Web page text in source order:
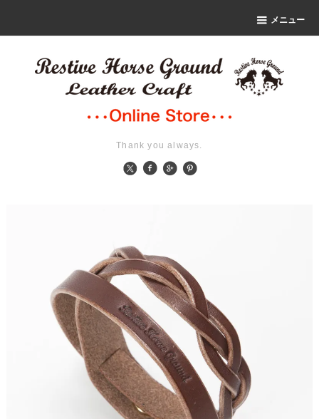
メニュー
Thank you always.